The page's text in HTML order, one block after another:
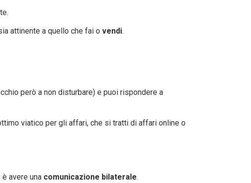
attinente a quello che fai o vendi.
però a non disturbare) e puoi rispondere a
viatico per gli affari, che si tratti di affari online o
avere una comunicazione bilaterale.